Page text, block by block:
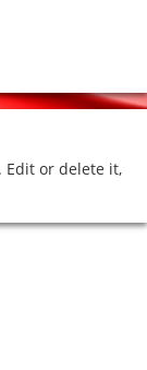
Edit or delete it,